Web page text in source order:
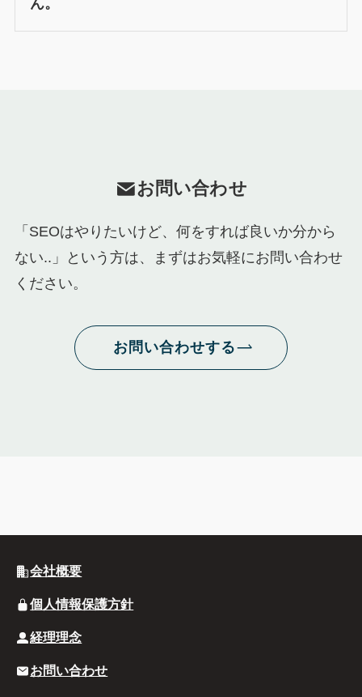
ん。
お問い合わせ
「SEOはやりたいけど、何をすれば良いか分から
ない..」という方は、まずはお気軽にお問い合わせ
ください。
お問い合わせする
会社概要
個人情報保護方針
経理理念
お問い合わせ